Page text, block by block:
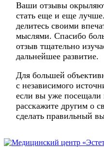
Ваши отзывы
стать еще и еще
делитесь своими
мыслями. Спасибо
отзыв тщательно
дальнейшее развитие.
Для большей
с независимого
если вы уже
расскажите другим о
сделать правильный